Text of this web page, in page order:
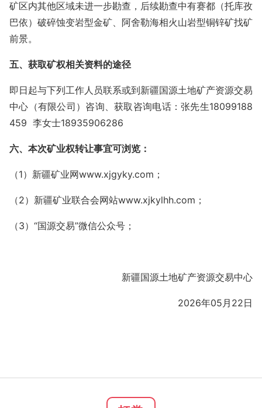
矿区内其他区域未进一步勘查，后续勘查中有赛都（托库孜
巴依）破碎蚀变岩型金矿、阿舍勒海相火山岩型铜锌矿找矿
前景。
五、获取矿权相关资料的途径
即日起与下列工作人员联系或到新疆国源土地矿产资源交易
中心（有限公司）咨询、获取咨询电话：张先生18099188
459 李女士18935906286
六、本次矿业权转让事宜可浏览：
（1）新疆矿业网www.xjgyky.com；
（2）新疆矿业联合会网站www.xjkylhh.com；
（3）“国源交易”微信公众号；
新疆国源土地矿产资源交易中心
2026年05月22日